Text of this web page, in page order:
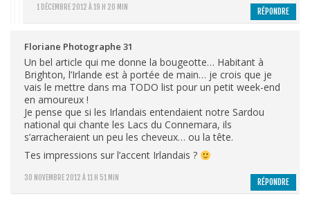
1 DÉCEMBRE 2012 À 19 H 20 MIN RÉPONDRE
Floriane Photographe 31
30 NOVEMBRE 2012 À 11 H 51 MIN
Un bel article qui me donne la bougeotte… Habitant à
Brighton, l’Irlande est à portée de main… je crois que je
vais le mettre dans ma TODO list pour un petit week-end
en amoureux !
Je pense que si les Irlandais entendaient notre Sardou
national qui chante les Lacs du Connemara, ils
s’arracheraient un peu les cheveux… ou la tête.
Tes impressions sur l’accent Irlandais ?
RÉPONDRE